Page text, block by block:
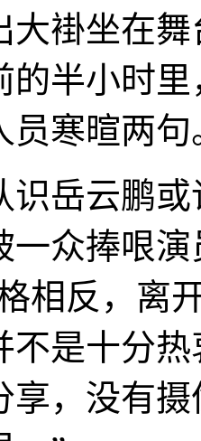
坐在舞
的半小时
员寒暄两句
云鹏或
一众捧哏
相反，离
不是十分
享，没有